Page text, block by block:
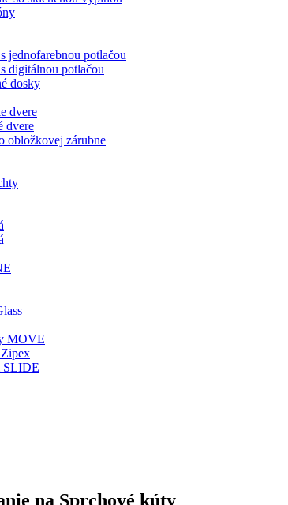
jednofarebnou potlačou
digitálnou potlačou
dosky
dvere
dvere
obložkovej zárubne
MOVE
Zipex
SLIDE
na Sprchové kúty